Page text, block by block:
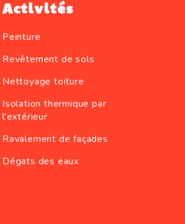
Activités
Peinture
Revêtement de sols
Nettoyage toiture
Isolation thermique par
l'extérieur
Ravalement de façades
Dégats des eaux